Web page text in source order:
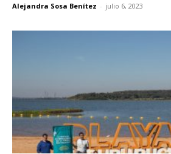
Alejandra Sosa Benítez - julio 6, 2023